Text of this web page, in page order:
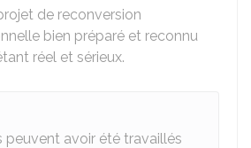
de reconversion
bien préparé et reconnu
réel et sérieux.
peuvent avoir été travaillés